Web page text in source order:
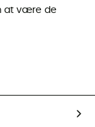
at være de